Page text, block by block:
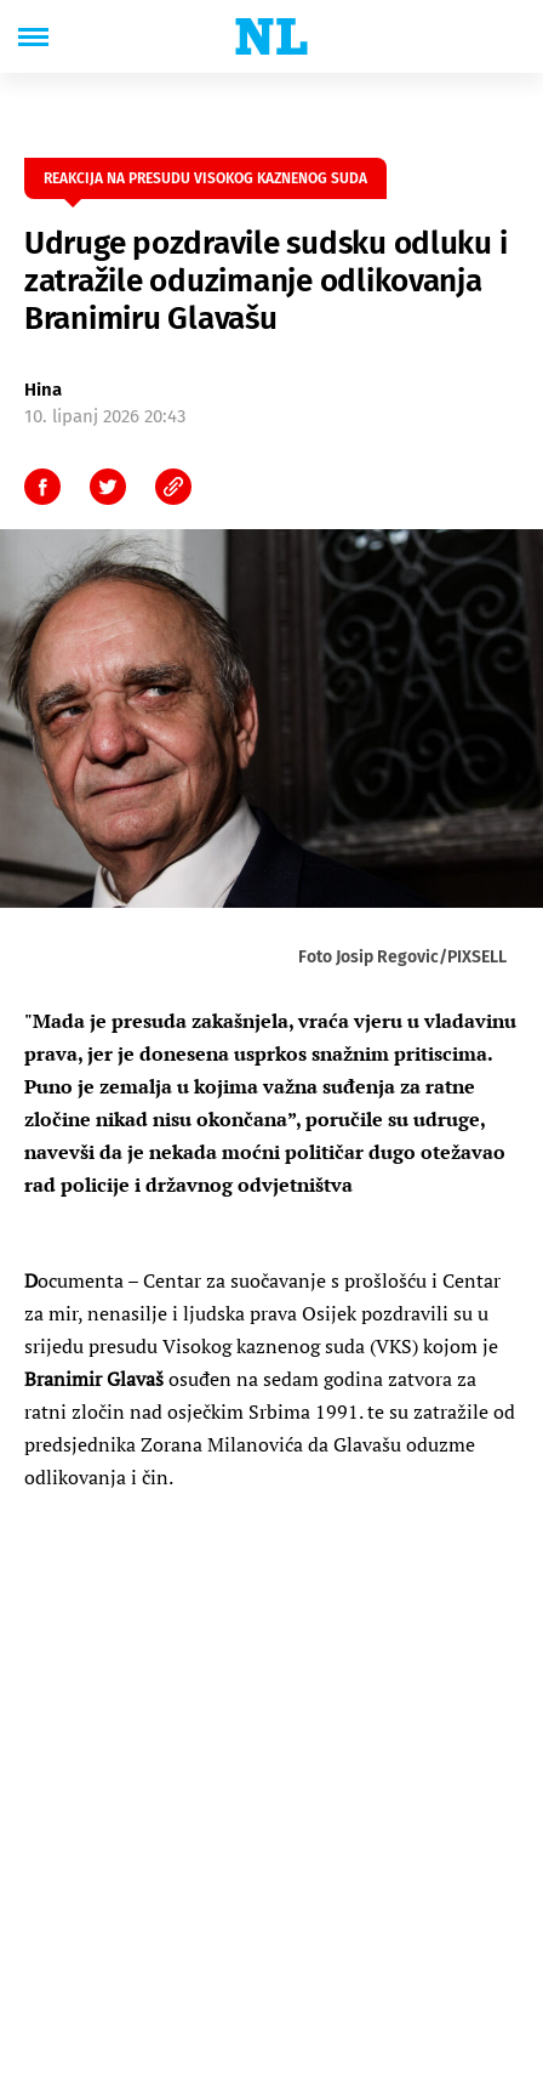
REAKCIJA NA PRESUDU VISOKOG KAZNENOG SUDA
Udruge pozdravile sudsku odluku i
zatražile oduzimanje odlikovanja
Branimiru Glavašu
Hina
10. lipanj 2026 20:43
Foto Josip Regovic/PIXSELL
"Mada je presuda zakašnjela, vraća vjeru u vladavinu
prava, jer je donesena usprkos snažnim pritiscima.
Puno je zemalja u kojima važna suđenja za ratne
zločine nikad nisu okončana”, poručile su udruge,
navevši da je nekada moćni političar dugo otežavao
rad policije i državnog odvjetništva
Documenta – Centar za suočavanje s prošlošću i Centar
za mir, nenasilje i ljudska prava Osijek pozdravili su u
srijedu presudu Visokog kaznenog suda (VKS) kojom je
Branimir Glavašosuđen na sedam godina zatvora za
ratni zločin nad osječkim Srbima 1991. te su zatražile od
predsjednika Zorana Milanovića da Glavašu oduzme
odlikovanja i čin.